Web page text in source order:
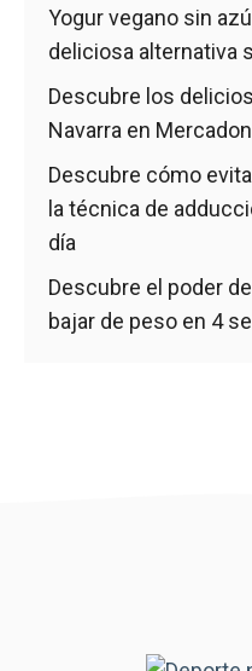
Yogur vegano sin
deliciosa alternativa
Descubre los
Navarra en
Descubre cómo
la técnica de
día
Descubre el poder
bajar de peso en 4